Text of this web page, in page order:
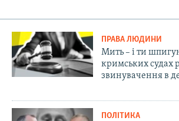
ПРАВА ЛЮДИНИ
Мить – і ти
кримських судах
звинувачення в
ПОЛІТИКА